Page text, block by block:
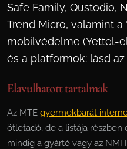
Safe Family, Qustodio,
Trend Micro, valamint a
mobilvédelme (Yettel-
és a platformok: lásd
Elavulhatott tartalmak
Az MTE gyermekbarát
ötletadó, de a listája
mindig a gyártó vagy az